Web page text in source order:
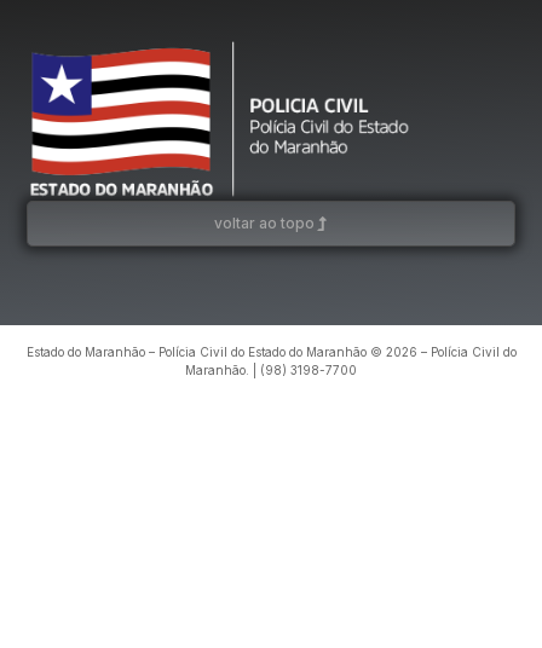
voltar ao topo
Estado do Maranhão – Polícia Civil do Estado do Maranhão © 2026 – Polícia Civil do
Maranhão. | (98) 3198-7700